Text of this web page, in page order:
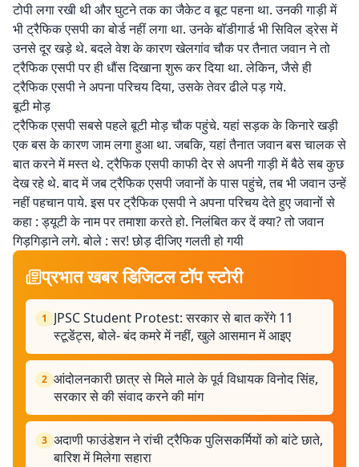
टोपी लगा रखी थी और घुटने तक का जैकेट व बूट पहना था. उनकी गाड़ी में
भी ट्रैफिक एसपी का बोर्ड नहीं लगा था. उनके बॉडीगार्ड भी सिविल ड्रेस में
उनसे दूर खड़े थे. बदले वेश के कारण खेलगांव चौक पर तैनात जवान ने तो
ट्रैफिक एसपी पर ही धौंस दिखाना शुरू कर दिया था. लेकिन, जैसे ही
ट्रैफिक एसपी ने अपना परिचय दिया, उसके तेवर ढीले पड़ गये.
बूटी मोड़
ट्रैफिक एसपी सबसे पहले बूटी मोड़ चौक पहुंचे. यहां सड़क के किनारे खड़ी
एक बस के कारण जाम लगा हुआ था. जबकि, यहां तैनात जवान बस चालक से
बात करने में मस्त थे. ट्रैफिक एसपी काफी देर से अपनी गाड़ी में बैठे सब कुछ
देख रहे थे. बाद में जब ट्रैफिक एसपी जवानों के पास पहुंचे, तब भी जवान उन्हें
नहीं पहचान पाये. इस पर ट्रैफिक एसपी ने अपना परिचय देते हुए जवानों से
कहा : ड्यूटी के नाम पर तमाशा करते हो. निलंबित कर दें क्या? तो जवान
गिड़गिड़ाने लगे. बोले : सर! छोड़ दीजिए गलती हो गयी
प्रभात खबर डिजिटल टॉप स्टोरी
1
JPSC Student Protest: सरकार से बात करेंगे 11
स्टूडेंट्स, बोले- बंद कमरे में नहीं, खुले आसमान में आइए
2 आंदोलनकारी छात्र से मिले माले के पूर्व विधायक विनोद सिंह,
सरकार से की संवाद करने की मांग
3 अदाणी फाउंडेशन ने रांची ट्रैफिक पुलिसकर्मियों को बांटे छाते,
बारिश में मिलेगा सहारा